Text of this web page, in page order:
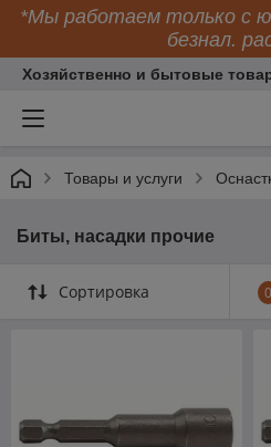
*Мы работаем только с
безнал.
Хозяйственно и бытовые
Товары и услуги
Биты, насадки прочие
Сортировка 0